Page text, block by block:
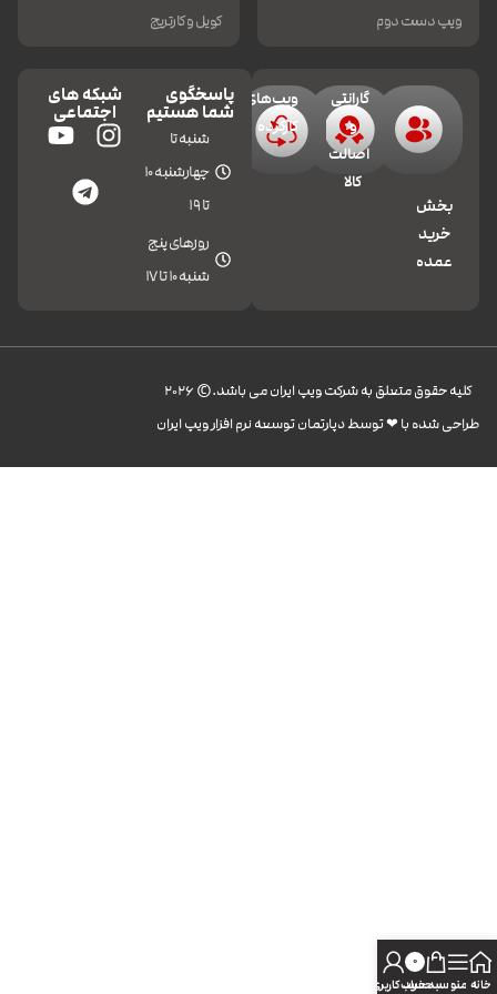
ویپ دست دوم
کویل و کارتریج
بخش
خرید
عمده
گارانتی
و
اصالت
کالا
ویپ‌های
کارکرده
پاسخگوی
شما هستیم
شنبه تا
چهارشنبه 10
تا 19
روزهای پنج
شنبه 10 تا 17
شبکه های
اجتماعی
کليه حقوق متعلق به شرکت ویپ ایران می باشد.© 2026
طراحی شده با ❤︎ توسط دپارتمان توسعه نرم افزار ویپ ایران
خانه منو
0
سبد خرید
حساب کاربری من